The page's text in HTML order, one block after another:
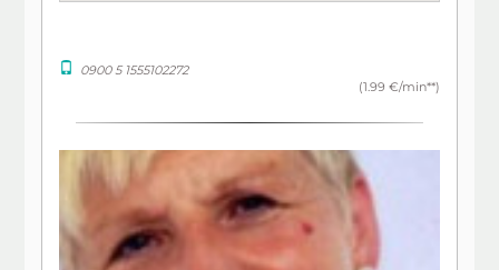
0900 5 1555102272
(1.99 €/min**)